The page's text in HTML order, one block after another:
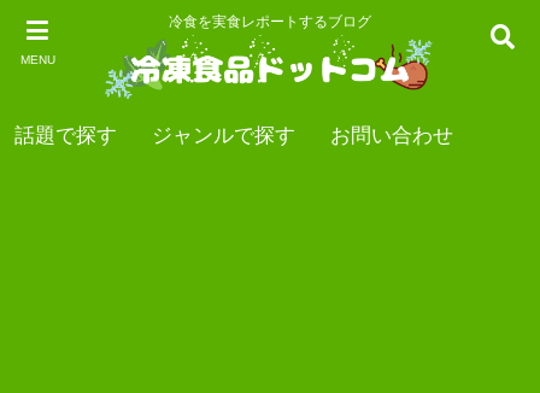
MENU
冷食を実食レポートするブログ
話題で探す ジャンルで探す お問い合わせ